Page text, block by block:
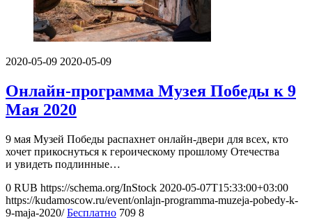
2020-05-09 2020-05-09
Онлайн-программа Музея Победы к 9
Мая 2020
9 мая Музей Победы распахнет онлайн-двери для всех, кто
хочет прикоснуться к героическому прошлому Отечества
и увидеть подлинные…
0 RUB https://schema.org/InStock 2020-05-07T15:33:00+03:00
https://kudamoscow.ru/event/onlajn-programma-muzeja-pobedy-k-
9-maja-2020/ Бесплатно 709 8